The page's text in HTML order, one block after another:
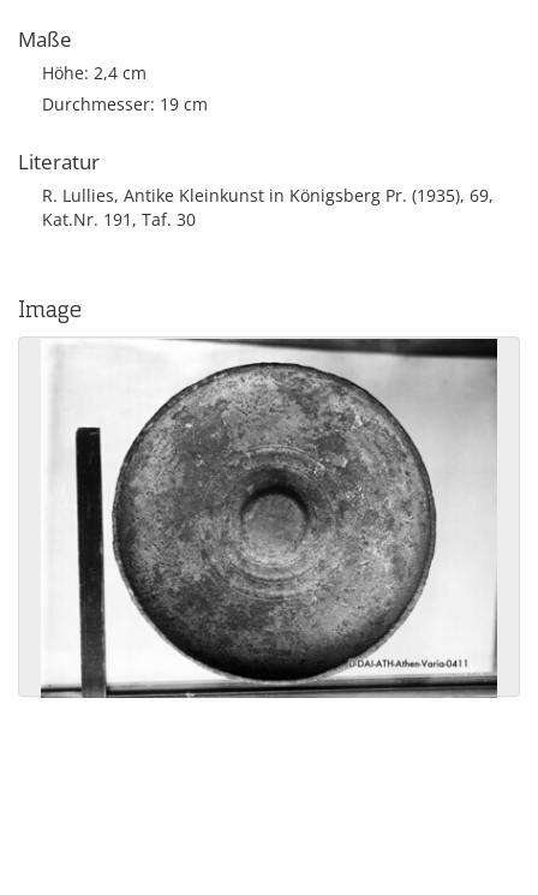
Maße
Höhe: 2,4 cm
Durchmesser: 19 cm
Literatur
R. Lullies, Antike Kleinkunst in Königsberg Pr. (1935), 69,
Kat.Nr. 191, Taf. 30
Image